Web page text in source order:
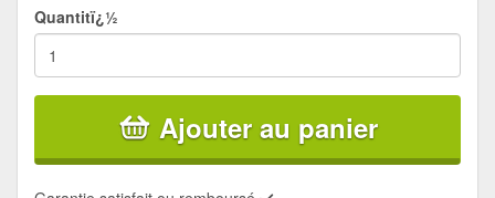
Quantitï¿½
Ajouter au panier